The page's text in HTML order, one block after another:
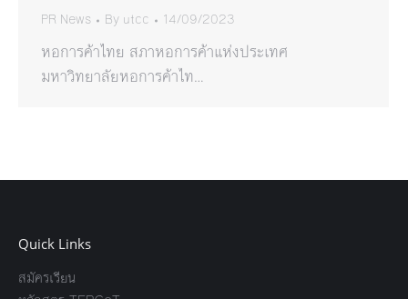
PR News By utcc 14/09/2023
หอการค้าไทย สภาหอการค้าแห่งประเทศ
มหาวิทยาลัยหอการค้าไท…
Quick Links
สมัครเรียน